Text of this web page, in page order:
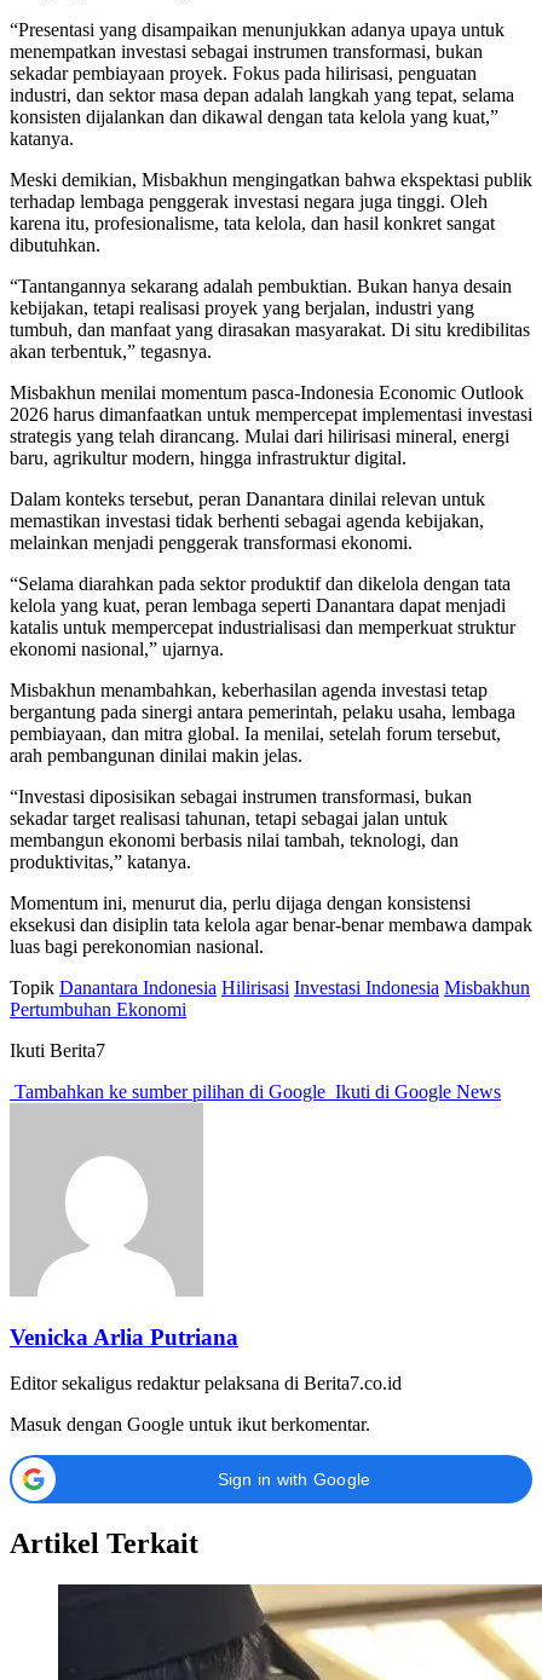
“Presentasi yang disampaikan menunjukkan adanya upaya untuk
menempatkan investasi sebagai instrumen transformasi, bukan
sekadar pembiayaan proyek. Fokus pada hilirisasi, penguatan
industri, dan sektor masa depan adalah langkah yang tepat, selama
konsisten dijalankan dan dikawal dengan tata kelola yang kuat,”
katanya.
Meski demikian, Misbakhun mengingatkan bahwa ekspektasi publik
terhadap lembaga penggerak investasi negara juga tinggi. Oleh
karena itu, profesionalisme, tata kelola, dan hasil konkret sangat
dibutuhkan.
“Tantangannya sekarang adalah pembuktian. Bukan hanya desain
kebijakan, tetapi realisasi proyek yang berjalan, industri yang
tumbuh, dan manfaat yang dirasakan masyarakat. Di situ kredibilitas
akan terbentuk,” tegasnya.
Misbakhun menilai momentum pasca-Indonesia Economic Outlook
2026 harus dimanfaatkan untuk mempercepat implementasi investasi
strategis yang telah dirancang. Mulai dari hilirisasi mineral, energi
baru, agrikultur modern, hingga infrastruktur digital.
Dalam konteks tersebut, peran Danantara dinilai relevan untuk
memastikan investasi tidak berhenti sebagai agenda kebijakan,
melainkan menjadi penggerak transformasi ekonomi.
“Selama diarahkan pada sektor produktif dan dikelola dengan tata
kelola yang kuat, peran lembaga seperti Danantara dapat menjadi
katalis untuk mempercepat industrialisasi dan memperkuat struktur
ekonomi nasional,” ujarnya.
Misbakhun menambahkan, keberhasilan agenda investasi tetap
bergantung pada sinergi antara pemerintah, pelaku usaha, lembaga
pembiayaan, dan mitra global. Ia menilai, setelah forum tersebut,
arah pembangunan dinilai makin jelas.
“Investasi diposisikan sebagai instrumen transformasi, bukan
sekadar target realisasi tahunan, tetapi sebagai jalan untuk
membangun ekonomi berbasis nilai tambah, teknologi, dan
produktivitas,” katanya.
Momentum ini, menurut dia, perlu dijaga dengan konsistensi
eksekusi dan disiplin tata kelola agar benar-benar membawa dampak
luas bagi perekonomian nasional.
Topik Danantara Indonesia Hilirisasi Investasi Indonesia Misbakhun
Pertumbuhan Ekonomi
Ikuti Berita7
Tambahkan ke sumber pilihan di Google Ikuti di Google News
Venicka Arlia Putriana
Editor sekaligus redaktur pelaksana di Berita7.co.id
Masuk dengan Google untuk ikut berkomentar.
Sign in with Google
Artikel Terkait